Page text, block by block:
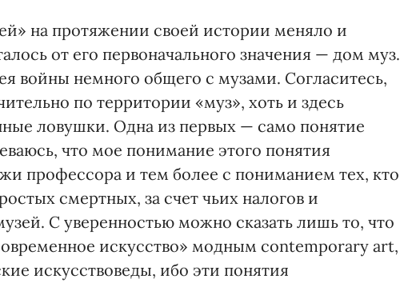
на протяжении своей истории меняло и
от его первоначального значения — дом муз.
войны немного общего с музами. Согласитесь,
по территории «муз», хоть и здесь
ловушки. Одна из первых — само понятие
что мое понимание этого понятия
профессора и тем более с пониманием тех, кто
смертных, за счет чьих налогов и
С уверенностью можно сказать лишь то, что
искусство» модным contemporary art,
искусствоведы, ибо эти понятия